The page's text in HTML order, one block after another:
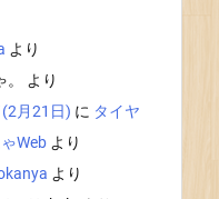
より
より
月21日) に タイヤ
Web より
より